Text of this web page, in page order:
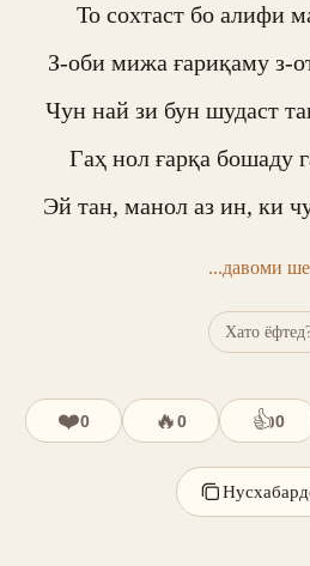
То сохтаст бо алифи
З-оби мижа ғариқаму з-
Чун най зи бун шудаст
Гаҳ нол ғарқа бошаду
Эй тан, манол аз ин, ки
...давоми
Хато
❤️0 🔥0 👍0